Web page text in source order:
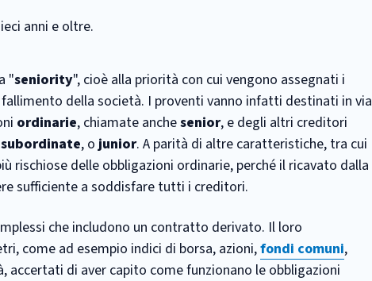
anni e oltre.
"seniority", cioè alla priorità con cui vengono assegnati i
della società. I proventi vanno infatti destinati in via
ordinarie, chiamate anchesenior, e degli altri creditori
subordinate, ojunior. A parità di altre caratteristiche, tra cui
delle obbligazioni ordinarie, perché il ricavato dalla
sufficiente a soddisfare tutti i creditori.
che includono un contratto derivato. Il loro
come ad esempio indici di borsa, azioni,fondi comuni,
di aver capito come funzionano le obbligazioni